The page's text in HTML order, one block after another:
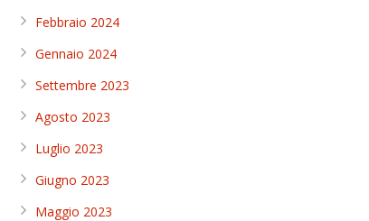
Febbraio 2024
Gennaio 2024
Settembre 2023
Agosto 2023
Luglio 2023
Giugno 2023
Maggio 2023